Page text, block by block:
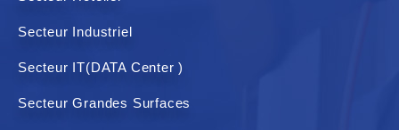
Secteur Industriel
Secteur IT(DATA Center )
Secteur Grandes Surfaces